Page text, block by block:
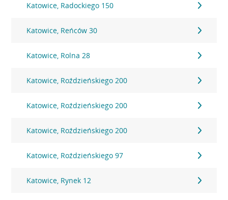
Katowice, Radockiego 150
Katowice, Reńców 30
Katowice, Rolna 28
Katowice, Roździeńskiego 200
Katowice, Roździeńskiego 200
Katowice, Roździeńskiego 200
Katowice, Roździeńskiego 97
Katowice, Rynek 12